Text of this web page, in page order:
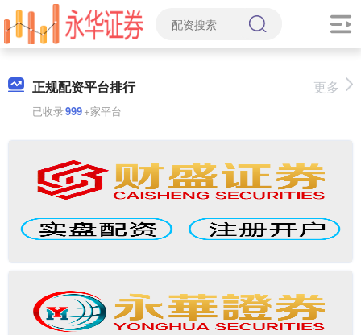
正规配资平台排行
已收录999+家平台
更多